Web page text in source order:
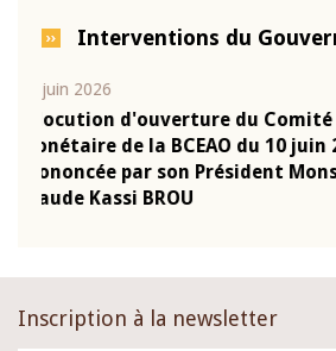
Interventions du
04 mars 2026
Allocution d'ouverture du
Monétaire de la BCEAO du
prononcée par son
Claude Kassi BROU
Inscription à la newsletter